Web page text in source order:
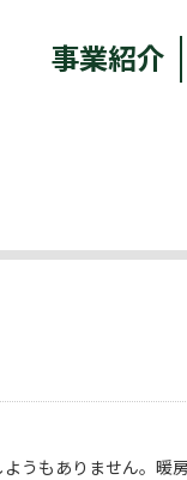
事業紹介
うもありません。暖